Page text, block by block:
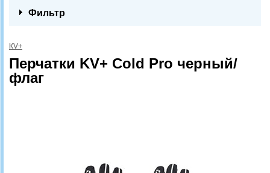
Фильтр
KV+
Перчатки KV+ Cold Pro черный/
флаг